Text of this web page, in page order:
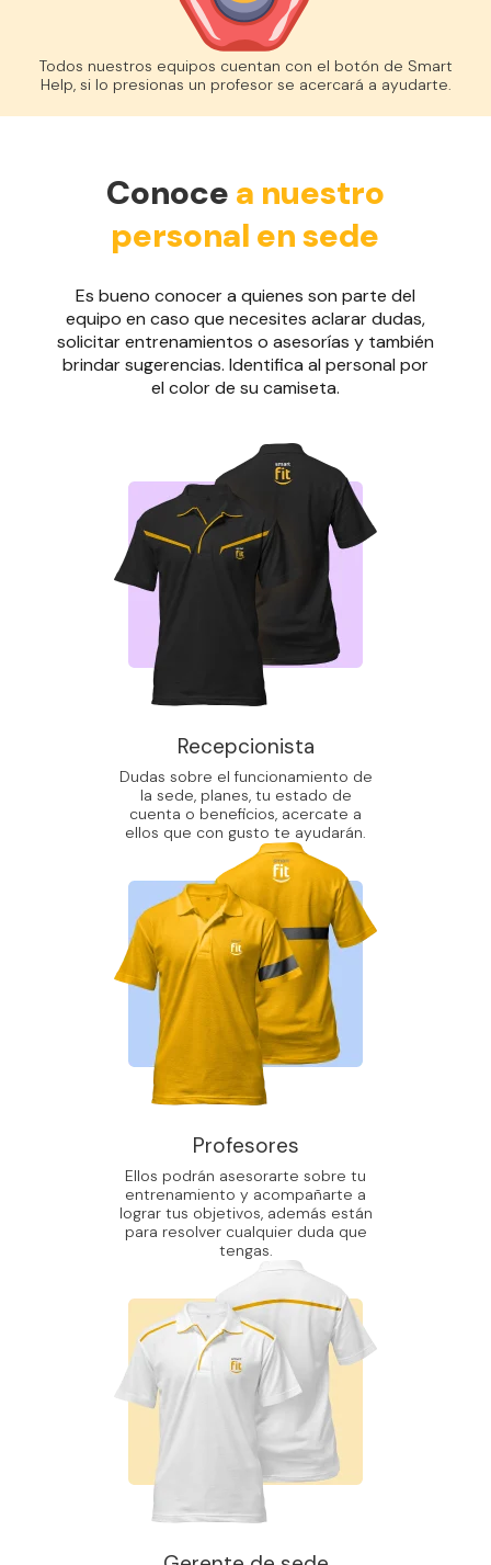
Todos nuestros equipos cuentan con el botón de Smart
Help, si lo presionas un profesor se acercará a ayudarte.
Conoce a nuestro
personal en sede
Es bueno conocer a quienes son parte del
equipo en caso que necesites aclarar dudas,
solicitar entrenamientos o asesorías y también
brindar sugerencias. Identifica al personal por
el color de su camiseta.
Recepcionista
Dudas sobre el funcionamiento de
la sede, planes, tu estado de
cuenta o beneficios, acercate a
ellos que con gusto te ayudarán.
Profesores
Ellos podrán asesorarte sobre tu
entrenamiento y acompañarte a
lograr tus objetivos, además están
para resolver cualquier duda que
tengas.